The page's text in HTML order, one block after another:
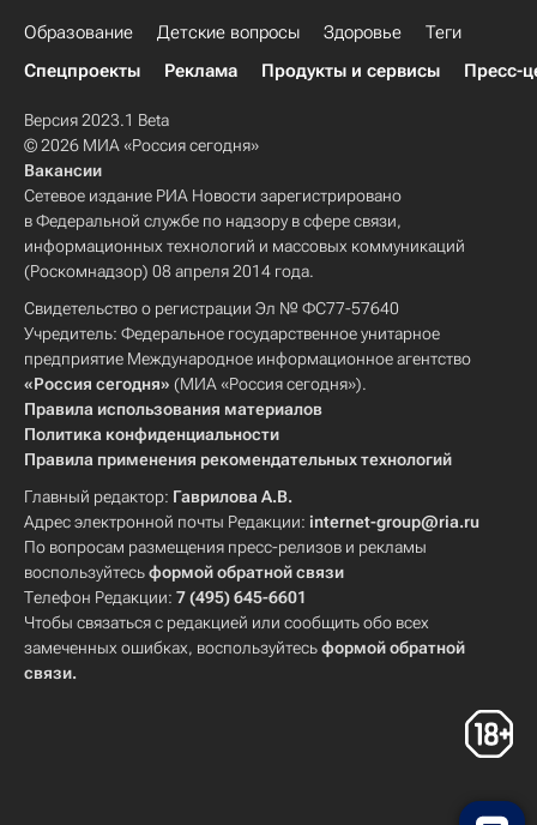
Образование Детские вопросы Здоровье
Теги
Спецпроекты
Реклама Продукты и сервисы Пресс-
Версия 2023.1 Beta
© 2026 МИА «Россия сегодня»
Вакансии
Сетевое издание РИА Новости зарегистрировано
в Федеральной службе по надзору в сфере связи,
информационных технологий и массовых коммуникаций
(Роскомнадзор) 08 апреля 2014 года.
Свидетельство о регистрации Эл № ФС77-57640
Учредитель: Федеральное государственное унитарное
предприятие Международное информационное агентство
«Россия сегодня» (МИА «Россия сегодня»).
Правила использования материалов
Политика конфиденциальности
Правила применения рекомендательных технологий
Главный редактор: Гаврилова А.В.
Адрес электронной почты Редакции: internet-group@ria.ru
По вопросам размещения пресс-релизов и рекламы
воспользуйтесьформой обратной связи
Телефон Редакции: 7 (495) 645-6601
Чтобы связаться с редакцией или сообщить обо всех
замеченных ошибках, воспользуйтесьформой обратной
связи.